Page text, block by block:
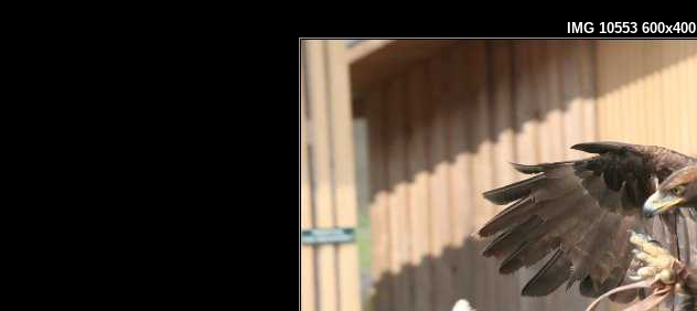
IMG 10553 600x400